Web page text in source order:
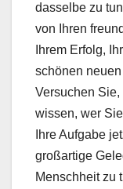
dasselbe zu
von Ihren
Ihrem Erfolg,
schönen
Versuchen
wissen, wer
Ihre Aufgabe
großartige
Menschheit zu